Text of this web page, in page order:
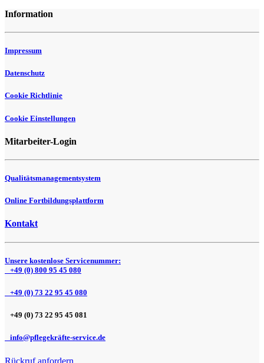
Information
Impressum
Datenschutz
Cookie Richtlinie
Cookie Einstellungen
Mitarbeiter-Login
Qualitätsmanagementsystem
Online Fortbildungsplattform
Kontakt
Unsere kostenlose Servicenummer:
+49 (0) 800 95 45 080
+49 (0) 73 22 95 45 080
+49 (0) 73 22 95 45 081
info@pflegekräfte-service.de
Rückruf anfordern